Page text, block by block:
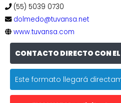
(55) 5039 0730
dolmedo@tuvansa.net
www.tuvansa.com
CONTACTO DIRECTO CON
Este formato llegará